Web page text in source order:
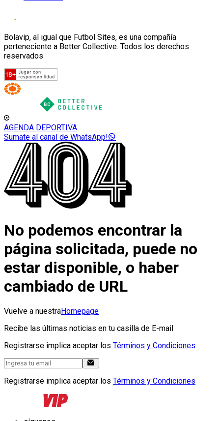
Bolavip, al igual que Futbol Sites, es una compañía
perteneciente a Better Collective. Todos los derechos
reservados
AGENDA DEPORTIVA
Sumate al canal de WhatsApp!
No podemos encontrar la
página solicitada, puede no
estar disponible, o haber
cambiado de URL
Vuelve a nuestraHomepage
Recibe las últimas noticias en tu casilla de E-mail
Registrarse implica aceptar los Términos y Condiciones
Registrarse implica aceptar los Términos y Condiciones